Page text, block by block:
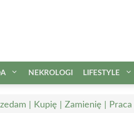
NEKROLOGI LIFESTYLE
| Kupię | Zamienię | Praca